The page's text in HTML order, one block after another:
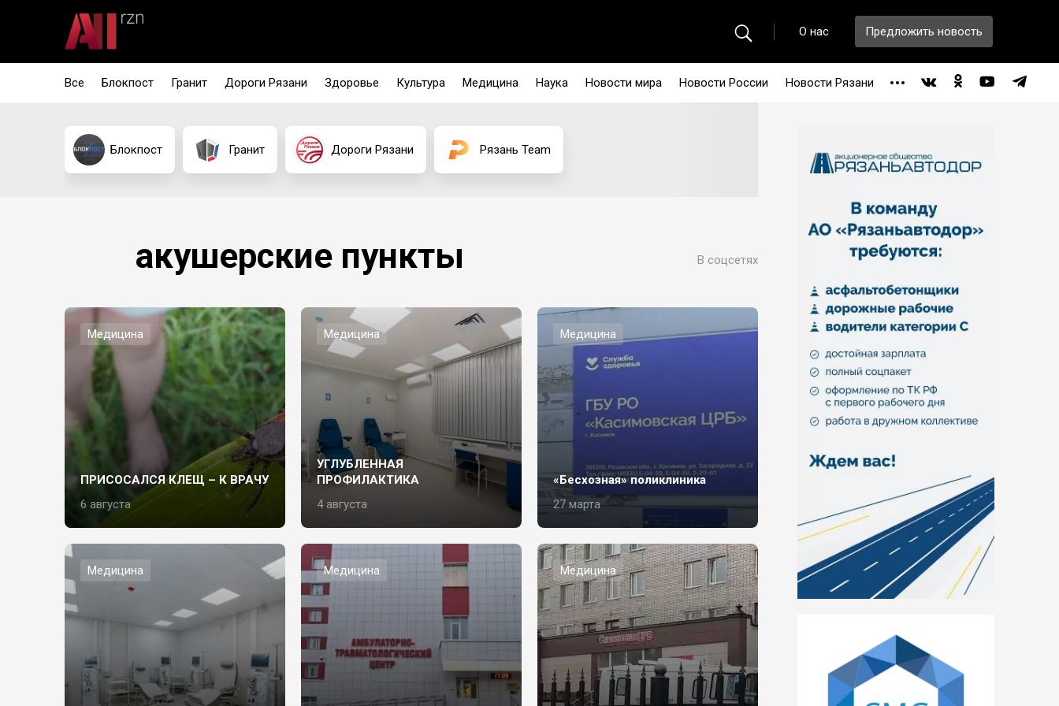
О нас Предложить новость
Все Блокпост Гранит Дороги Рязани Здоровье Культура Медицина Наука Новости мира Новости России Новости Рязани
Блокпост Гранит Дороги Рязани Рязань Team
акушерские пункты В соцсетях
Медицина
ПРИСОСАЛСЯ КЛЕЩ – К ВРАЧУ
6 августа
Медицина
УГЛУБЛЕННАЯ
ПРОФИЛАКТИКА
4 августа
Медицина
«Бесхозная» поликлиника
27 марта
Медицина Медицина Медицина